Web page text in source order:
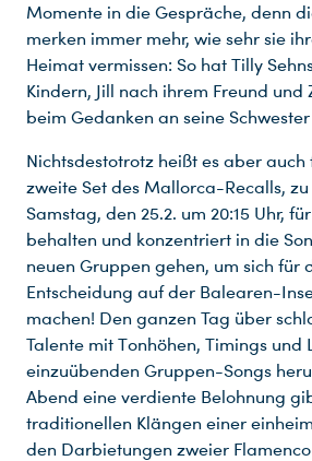
Momente in die Gespräche, denn
merken immer mehr, wie sehr sie
Heimat vermissen: So hat Tilly
Kindern, Jill nach ihrem Freund und
beim Gedanken an seine
Nichtsdestotrotz heißt es aber
zweite Set des Mallorca-Recalls, zu
Samstag, den 25.2. um 20:15 Uhr,
behalten und konzentriert in die
neuen Gruppen gehen, um sich für
Entscheidung auf der Balearen-
machen! Den ganzen Tag über
Talente mit Tonhöhen, Timings und
einzuübenden Gruppen-Songs
Abend eine verdiente Belohnung
traditionellen Klängen einer
den Darbietungen zweier